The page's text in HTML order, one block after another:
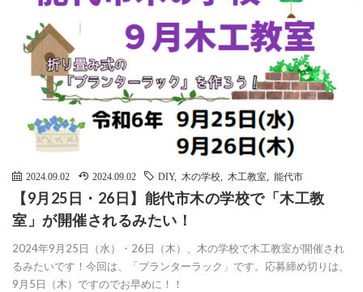
2024.09.02 2024.09.02 DIY, 木の学校 木工教室 能代市
【9月25日・26日】能代市木の学校で「木工教
室」が開催されるみたい！
2024年9月25日（水）・26日（木）、木の学校で木工教室が開催され
るみたいです！今回は、「プランターラック」です。応募締め切りは、
9月5日（木）ですのでお早めに！！